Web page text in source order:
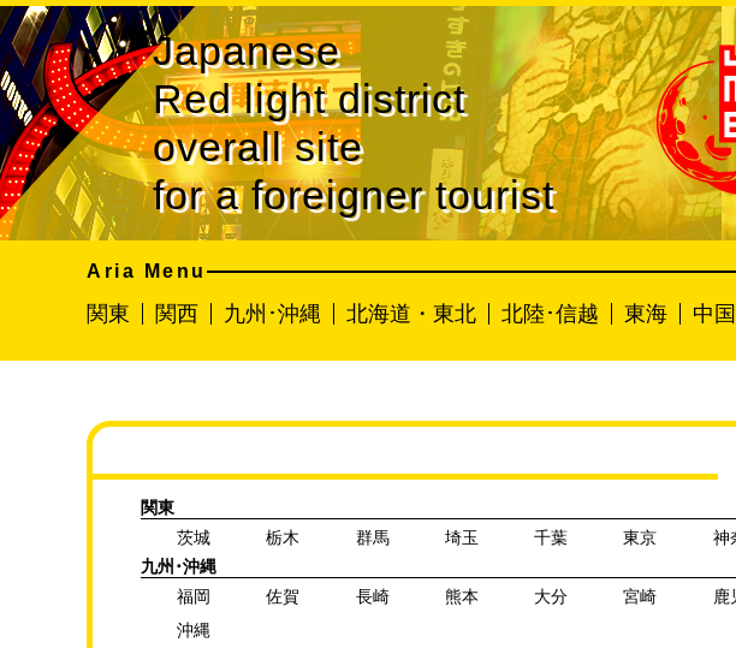
Japanese
Red light district
overall site
for a foreigner tourist
Aria Menu
関東 関西 九州･沖縄 北海道・東北 北陸･信越 東海 中
関東
茨城
栃木 群馬 埼玉 千葉 東京
神
九州･沖縄
福岡
佐賀 長崎 熊本 大分 宮崎
鹿
沖縄